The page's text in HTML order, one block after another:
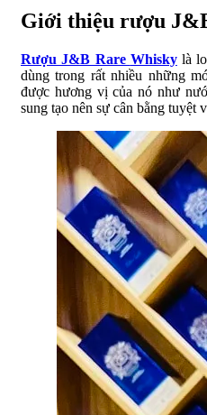
Giới thiệu rượu
Rượu J&B Rare Whiskylà
dùng trong rất nhiều những
được hương vị của nó như
sung tạo nên sự cân bằng tuyệt